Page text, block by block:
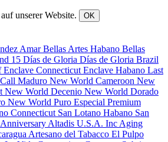
unserer Website. OK
AmarBellas Artes Habano Bellas
15 Días de Gloria Días de Gloria Brazil
Enclave Connecticut Enclave Habano Last
Maduro New World Cameroon New
New World Decenio New World Dorado
New World Puro Especial Premium
Connecticut San Lotano Habano San
Altadis U.S.A. Inc Aging
Artesano del Tabacco El Pulpo